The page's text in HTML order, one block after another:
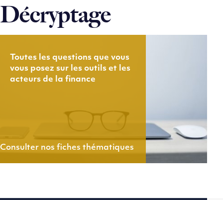
Décryptage
Toutes les questions que vous
vous posez sur les outils et les
acteurs de la finance
Consulter nos fiches thématiques